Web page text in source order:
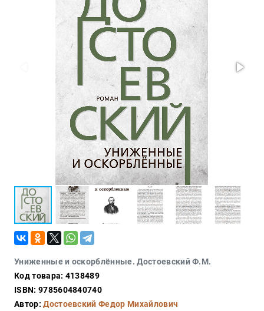
Униженные и оскорблённые. Достоевский Ф.М.
Код товара: 4138489
ISBN: 9785604840740
Автор:Достоевский Федор Михайлович
Публицистика
Тайное и
Философия
история
Конспирология
Политика
Религия
Туризм
Разное
гастрономия,
кулинария